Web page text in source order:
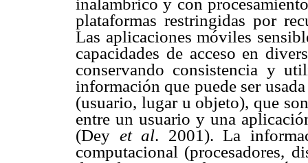
inalámbrico y con
plataformas restringidas por
Las aplicaciones móviles
capacidades de acceso en
conservando consistencia y
información que puede ser
(usuario, lugar u objeto), que
entre un usuario y una
(Dey et al. 2001). La
computacional (procesadores,